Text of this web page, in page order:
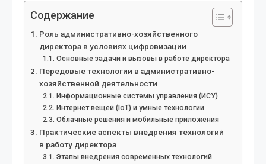
Содержание
Роль административно-хозяйственного
директора в условиях цифровизации
Основные задачи и вызовы в работе директора
Передовые технологии в административно-
хозяйственной деятельности
Информационные системы управления (ИСУ)
Интернет вещей (IoT) и умные технологии
Облачные решения и мобильные приложения
Практические аспекты внедрения технологий
в работу директора
Этапы внедрения современных технологий